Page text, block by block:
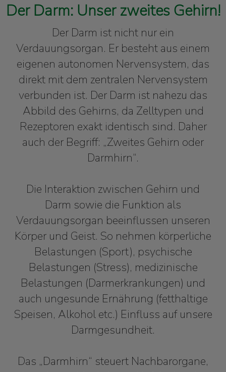
Der Darm: Unser zweites Gehirn!
Der Darm ist nicht nur ein
Verdauungsorgan. Er besteht aus einem
eigenen autonomen Nervensystem, das
direkt mit dem zentralen Nervensystem
verbunden ist. Der Darm ist nahezu das
Abbild des Gehirns, da Zelltypen und
Rezeptoren exakt identisch sind. Daher
auch der Begriff: „Zweites Gehirn oder
Darmhirn“.
Die Interaktion zwischen Gehirn und
Darm sowie die Funktion als
Verdauungsorgan beeinflussen unseren
Körper und Geist. So nehmen körperliche
Belastungen (Sport), psychische
Belastungen (Stress), medizinische
Belastungen (Darmerkrankungen) und
auch ungesunde Ernährung (fetthaltige
Speisen, Alkohol etc.) Einfluss auf unsere
Darmgesundheit.
Das „Darmhirn“ steuert Nachbarorgane,